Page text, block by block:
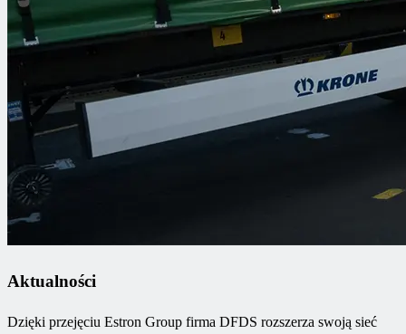
Aktualności
Dzięki przejęciu Estron Group firma DFDS rozszerza swoją sieć